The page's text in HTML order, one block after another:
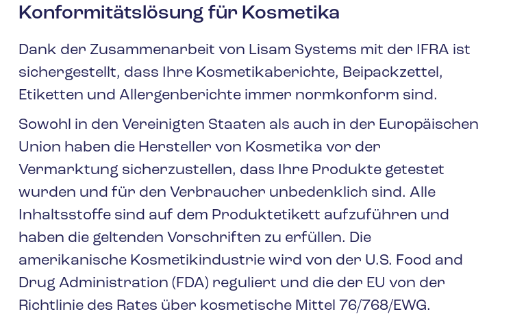
Konformitätslösung für Kosmetika
Dank der Zusammenarbeit von Lisam Systems mit der IFRA ist
sichergestellt, dass Ihre Kosmetikaberichte, Beipackzettel,
Etiketten und Allergenberichte immer normkonform sind.
Sowohl in den Vereinigten Staaten als auch in der Europäischen
Union haben die Hersteller von Kosmetika vor der
Vermarktung sicherzustellen, dass Ihre Produkte getestet
wurden und für den Verbraucher unbedenklich sind. Alle
Inhaltsstoffe sind auf dem Produktetikett aufzuführen und
haben die geltenden Vorschriften zu erfüllen. Die
amerikanische Kosmetikindustrie wird von der U.S. Food and
Drug Administration (FDA) reguliert und die der EU von der
Richtlinie des Rates über kosmetische Mittel 76/768/EWG.